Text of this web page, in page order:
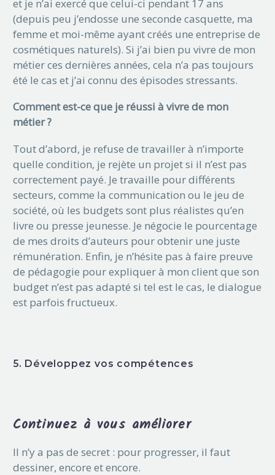
et je n’ai exercé que celui-ci pendant 17 ans
(depuis peu j’endosse une seconde casquette, ma
femme et moi-même ayant créés une entreprise de
cosmétiques naturels). Si j’ai bien pu vivre de mon
métier ces dernières années, cela n’a pas toujours
été le cas et j’ai connu des épisodes stressants.
Comment est-ce que je réussi à vivre de mon
métier ?
Tout d’abord, je refuse de travailler à n’importe
quelle condition, je rejète un projet si il n’est pas
correctement payé. Je travaille pour différents
secteurs, comme la communication ou le jeu de
société, où les budgets sont plus réalistes qu’en
livre ou presse jeunesse. Je négocie le pourcentage
de mes droits d’auteurs pour obtenir une juste
rémunération. Enfin, je n’hésite pas à faire preuve
de pédagogie pour expliquer à mon client que son
budget n’est pas adapté si tel est le cas, le dialogue
est parfois fructueux.
5. Développez vos compétences
Continuez à vous améliorer
Il n’y a pas de secret : pour progresser, il faut
dessiner, encore et encore.